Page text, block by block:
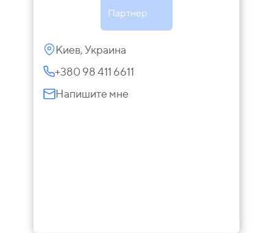
Партнер
Киев, Украина
+380 98 411 6611
Напишите мне